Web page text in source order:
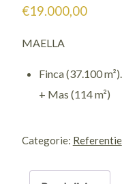
€19.000,00
MAELLA
Finca (37.100 m²).
+ Mas (114 m²)
/
Categorie: Referentie